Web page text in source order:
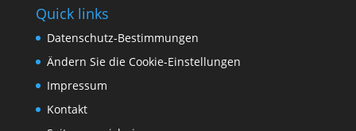
Quick links
Datenschutz-Bestimmungen
Ändern Sie die Cookie-Einstellungen
Impressum
Kontakt